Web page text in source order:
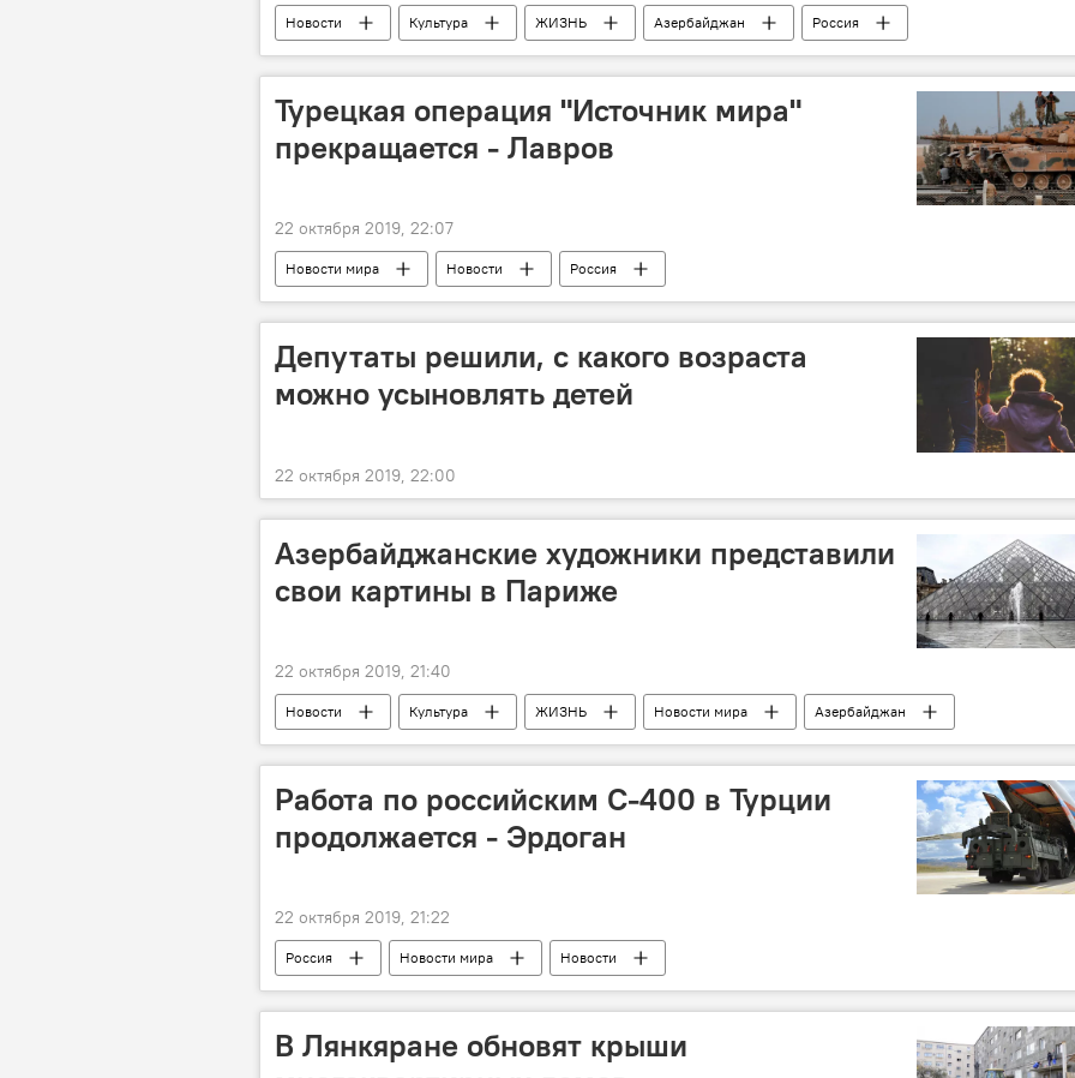
Новости Культура ЖИЗНЬ Азербайджан Россия
Турецкая операция "Источник мира"
прекращается - Лавров
22 октября 2019, 22:07
Новости мира Новости Россия
Депутаты решили, с какого возраста
можно усыновлять детей
22 октября 2019, 22:00
Азербайджанские художники представили
свои картины в Париже
22 октября 2019, 21:40
Новости Культура ЖИЗНЬ Новости мира Азербайджан
Работа по российским С-400 в Турции
продолжается - Эрдоган
22 октября 2019, 21:22
Россия Новости мира Новости
В Лянкяране обновят крыши